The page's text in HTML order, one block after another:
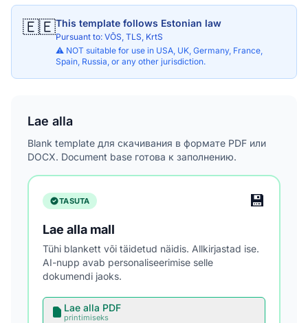
🇪🇪This template follows Estonian law
Pursuant to: VÕS, TLS, KrtS
⚠️ NOT suitable for use in USA, UK, Germany, France,
Spain, Russia, or any other jurisdiction.
Lae alla
Blank template для скачивания в формате PDF или
DOCX. Document base готова к заполнению.
TASUTA 💾
Lae alla mall
Tühi blankett või täidetud näidis. Allkirjastad ise.
AI-nupp avab personaliseerimise selle
dokumendi jaoks.
Lae alla PDF
printimiseks